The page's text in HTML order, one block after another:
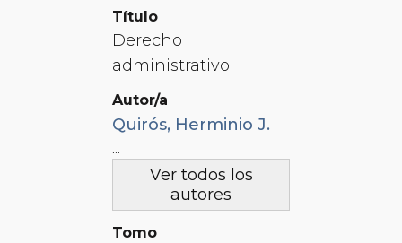
Título
Derecho
administrativo
Autor/a
Quirós, Herminio J.
Emiliani, Rafael P.
...
Ver todos los
autores
Tomo